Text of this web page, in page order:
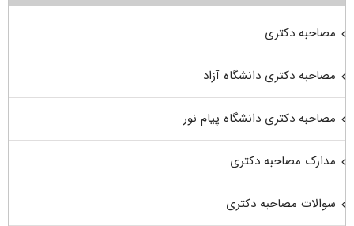
مصاحبه دکتری
مصاحبه دکتری دانشگاه آزاد
مصاحبه دکتری دانشگاه پیام نور
مدارک مصاحبه دکتری
سوالات مصاحبه دکتری